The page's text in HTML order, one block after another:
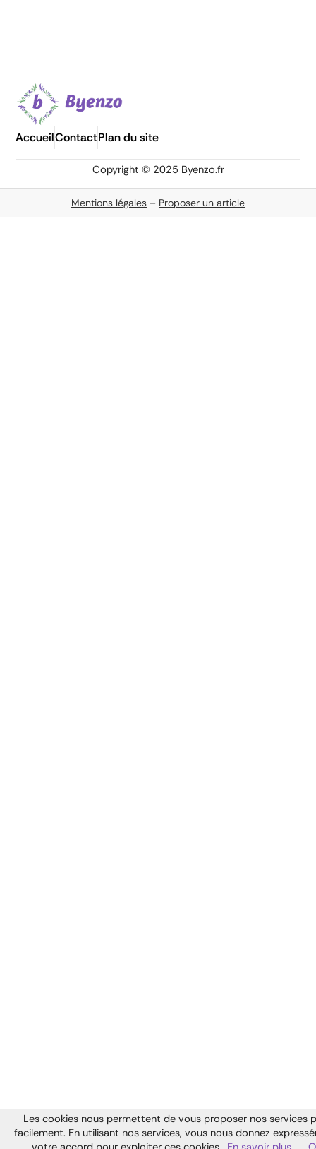
AccueilContactPlan du site
Copyright © 2025 Byenzo.fr
Mentions légales – Proposer un article
Les cookies nous permettent de vous proposer nos services
facilement. En utilisant nos services, vous nous donnez